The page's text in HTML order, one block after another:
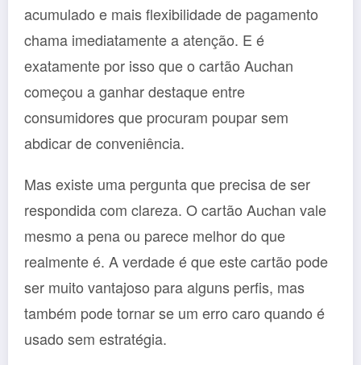
acumulado e mais flexibilidade de pagamento
chama imediatamente a atenção. E é
exatamente por isso que o cartão Auchan
começou a ganhar destaque entre
consumidores que procuram poupar sem
abdicar de conveniência.
Mas existe uma pergunta que precisa de ser
respondida com clareza. O cartão Auchan vale
mesmo a pena ou parece melhor do que
realmente é. A verdade é que este cartão pode
ser muito vantajoso para alguns perfis, mas
também pode tornar se um erro caro quando é
usado sem estratégia.